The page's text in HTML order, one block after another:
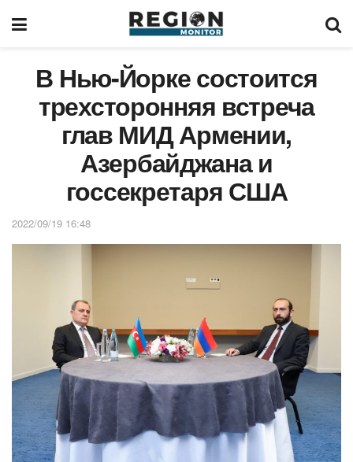
В Нью-Йорке состоится
трехсторонняя встреча
глав МИД Армении,
Азербайджана и
госсекретаря США
2022/09/19 16:48